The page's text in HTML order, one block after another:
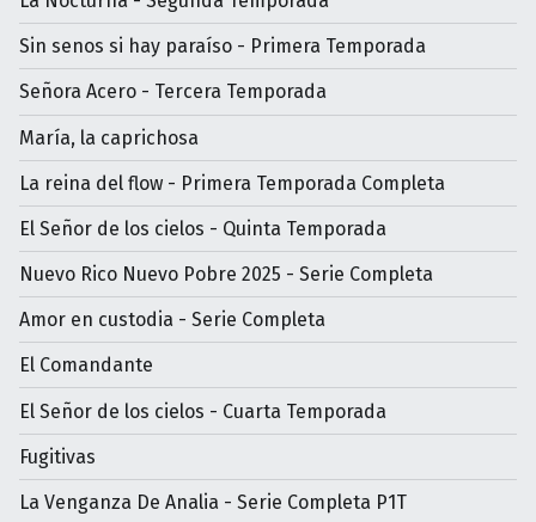
Sin senos si hay paraíso - Primera Temporada
Señora Acero - Tercera Temporada
María, la caprichosa
La reina del flow - Primera Temporada Completa
El Señor de los cielos - Quinta Temporada
Nuevo Rico Nuevo Pobre 2025 - Serie Completa
Amor en custodia - Serie Completa
El Comandante
El Señor de los cielos - Cuarta Temporada
Fugitivas
La Venganza De Analia - Serie Completa P1T